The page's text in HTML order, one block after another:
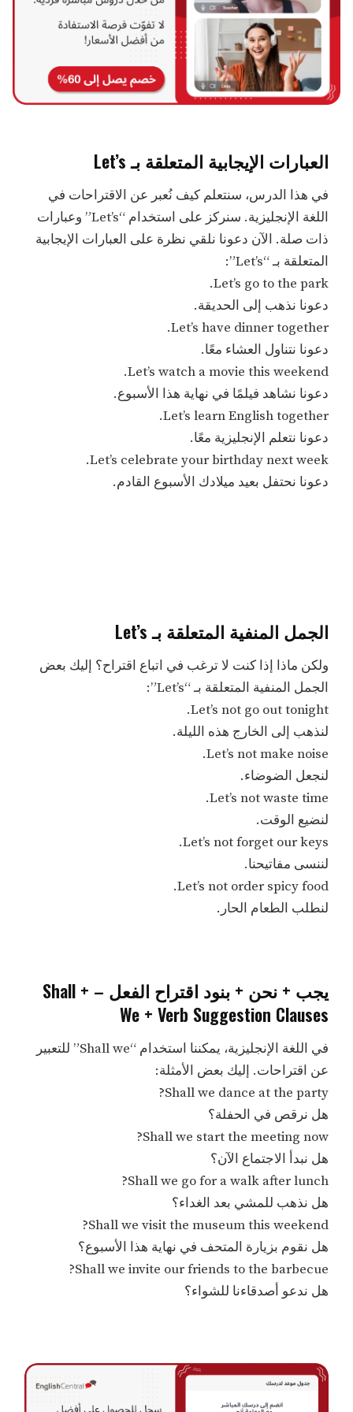
العبارات الإيجابية المتعلقة بـ Let’s
في هذا الدرس، سنتعلم كيف نُعبر عن الاقتراحات في
اللغة الإنجليزية. سنركز على استخدام “Let’s” وعبارات
ذات صلة. الآن دعونا نلقي نظرة على العبارات الإيجابية
المتعلقة بـ “Let’s”:
Let’s go to the park.
دعونا نذهب إلى الحديقة.
Let’s have dinner together.
دعونا نتناول العشاء معًا.
Let’s watch a movie this weekend.
دعونا نشاهد فيلمًا في نهاية هذا الأسبوع.
Let’s learn English together.
دعونا نتعلم الإنجليزية معًا.
Let’s celebrate your birthday next week.
دعونا نحتفل بعيد ميلادك الأسبوع القادم.
الجمل المنفية المتعلقة بـ Let’s
ولكن ماذا إذا كنت لا ترغب في اتباع اقتراح؟ إليك بعض
الجمل المنفية المتعلقة بـ “Let’s”:
Let’s not go out tonight.
لنذهب إلى الخارج هذه الليلة.
Let’s not make noise.
لنجعل الضوضاء.
Let’s not waste time.
لنضيع الوقت.
Let’s not forget our keys.
لننسى مفاتيحنا.
Let’s not order spicy food.
لنطلب الطعام الحار.
يجب + نحن + بنود اقتراح الفعل – Shall +
We + Verb Suggestion Clauses
في اللغة الإنجليزية، يمكننا استخدام “Shall we” للتعبير
عن اقتراحات. إليك بعض الأمثلة:
Shall we dance at the party?
هل نرقص في الحفلة؟
Shall we start the meeting now?
هل نبدأ الاجتماع الآن؟
Shall we go for a walk after lunch?
هل نذهب للمشي بعد الغداء؟
Shall we visit the museum this weekend?
هل نقوم بزيارة المتحف في نهاية هذا الأسبوع؟
Shall we invite our friends to the barbecue?
هل ندعو أصدقاءنا للشواء؟